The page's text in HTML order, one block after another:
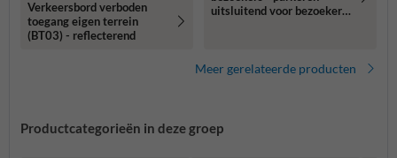
Verkeersbord verboden
toegang eigen terrein
(BT03) - reflecterend
uitsluitend voor bezoekers
Meer gerelateerde producten
Productcategorieën in deze groep